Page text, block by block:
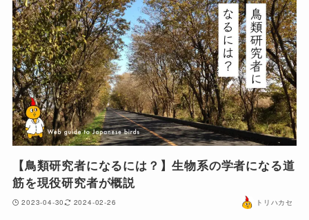
【鳥類研究者になるには？】生物系の学者になる道
筋を現役研究者が概説
2023-04-30 2024-02-26 トリハカセ